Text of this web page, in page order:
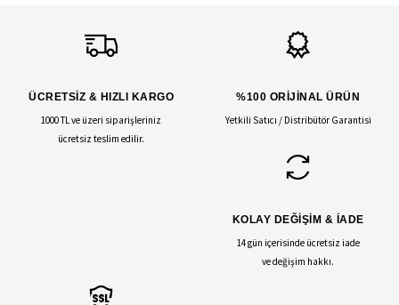
ÜCRETSİZ & HIZLI KARGO
1000 TL ve üzeri siparişleriniz
ücretsiz teslim edilir.
%100 ORİJİNAL ÜRÜN
Yetkili Satıcı / Distribütör Garantisi
KOLAY DEĞİŞİM & İADE
14 gün içerisinde ücretsiz iade
ve değişim hakkı.